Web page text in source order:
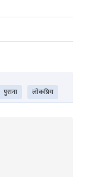
पुराना लोकप्रिय